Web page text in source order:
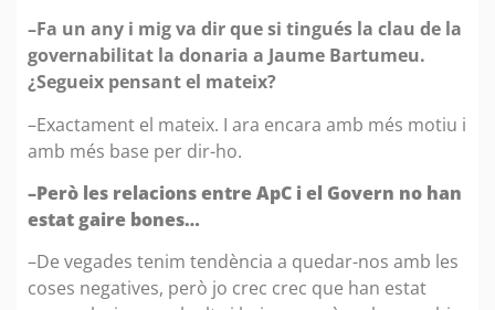
–Fa un any i mig va dir que si tingués la clau de la
governabilitat la donaria a Jaume Bartumeu.
¿Segueix pensant el mateix?
–Exactament el mateix. I ara encara amb més motiu i
amb més base per dir-ho.
–Però les relacions entre ApC i el Govern no han
estat gaire bones…
–De vegades tenim tendència a quedar-nos amb les
coses negatives, però jo crec crec que han estat